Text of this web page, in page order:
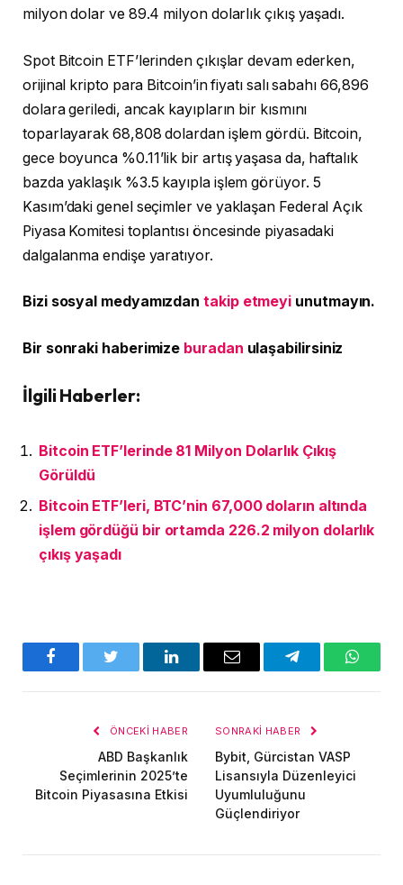
milyon dolar ve 89.4 milyon dolarlık çıkış yaşadı.
Spot Bitcoin ETF’lerinden çıkışlar devam ederken,
orijinal kripto para Bitcoin’in fiyatı salı sabahı 66,896
dolara geriledi, ancak kayıpların bir kısmını
toparlayarak 68,808 dolardan işlem gördü. Bitcoin,
gece boyunca %0.11’lik bir artış yaşasa da, haftalık
bazda yaklaşık %3.5 kayıpla işlem görüyor. 5
Kasım’daki genel seçimler ve yaklaşan Federal Açık
Piyasa Komitesi toplantısı öncesinde piyasadaki
dalgalanma endişe yaratıyor.
Bizi sosyal medyamızdantakip etmeyi unutmayın.
Bir sonraki haberimize buradan ulaşabilirsiniz
İlgili Haberler:
Bitcoin ETF’lerinde 81 Milyon Dolarlık Çıkış
Görüldü
Bitcoin ETF’leri, BTC’nin 67,000 doların altında
işlem gördüğü bir ortamda 226.2 milyon dolarlık
çıkış yaşadı
FacebookTwitter LinkedInE-
Telegram
ÖNCEKI HABER
ABD Başkanlık
Seçimlerinin 2025’te
Bitcoin Piyasasına Etkisi
SONRAKI HABER
Bybit, Gürcistan VASP
Lisansıyla Düzenleyici
Uyumluluğunu
Güçlendiriyor